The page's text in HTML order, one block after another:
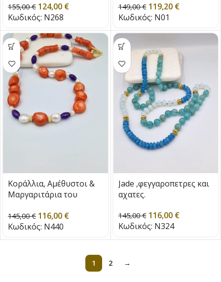
155,00€ 124,00 €
Κωδικός: N268
149,00€ 119,20 €
Κωδικός: Ν01
Κοράλλια, Αμέθυστοι &
Μαργαριτάρια του
145,00€ 116,00 €
Κωδικός: N440
Jade ,φεγγαροπετρες και
αχατες.
145,00€ 116,00 €
Κωδικός: N324
1 2 →